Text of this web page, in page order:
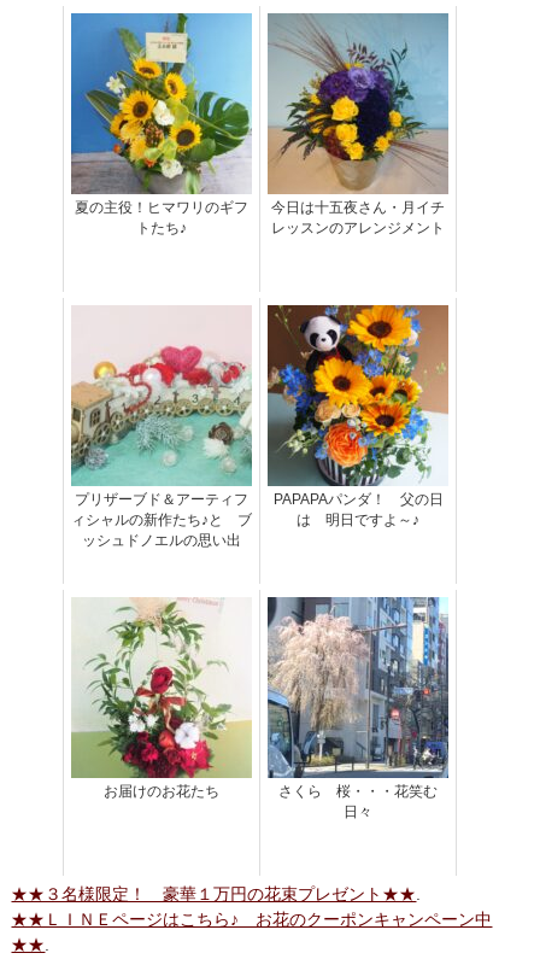
夏の主役！ヒマワリのギフ
トたち♪
今日は十五夜さん・月イチ
レッスンのアレンジメント
プリザーブド＆アーティフ
ィシャルの新作たち♪と ブ
ッシュドノエルの思い出
PAPAPAパンダ！ 父の日
は 明日ですよ～♪
お届けのお花たち
さくら 桜・・・花笑む
日々
★★３名様限定！ 豪華１万円の花束プレゼント★★.
★★ＬＩＮＥページはこちら♪ お花のクーポンキャンペーン中
★★.